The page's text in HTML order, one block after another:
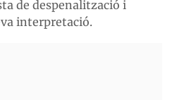
de despenalització i
interpretació.